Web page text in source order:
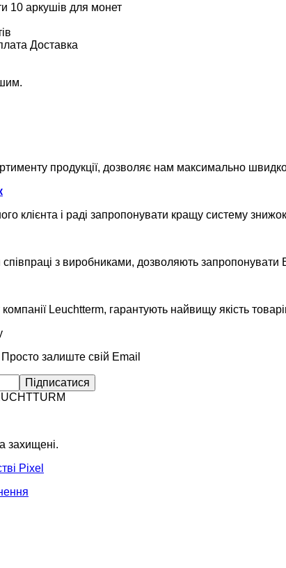
10 аркушів для монет
Доставка
продукції, дозволяє нам максимально
клієнта і раді запропонувати кращу систему
з виробниками, дозволяють запропонувати
Leuchtterm, гарантують найвищу якість
Просто залиште свій Email
захищені.
Pixel